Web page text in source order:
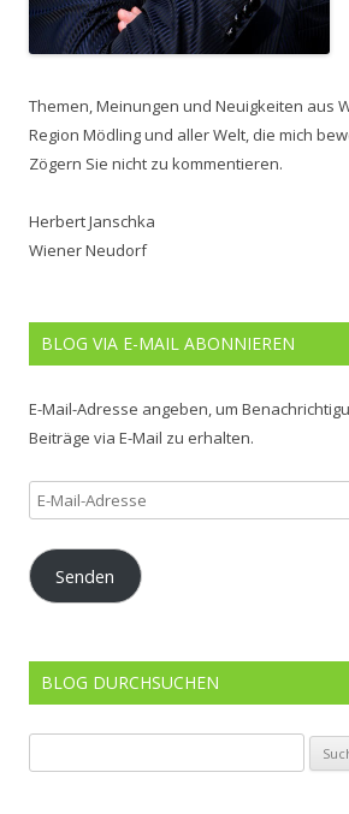
Themen, Meinungen und Neuigkeiten aus
Region Mödling und aller Welt, die mich
Zögern Sie nicht zu kommentieren.
Herbert Janschka
Wiener Neudorf
BLOG VIA E-MAIL ABONNIEREN
E-Mail-Adresse angeben, um
Beiträge via E-Mail zu erhalten.
E-
Mail-
Adresse
Senden
BLOG DURCHSUCHEN
nach: